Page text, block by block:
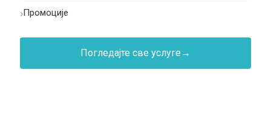
›Промоције
Погледајте све услуге →